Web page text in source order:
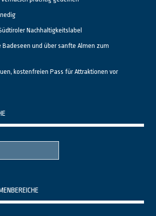
Nachhaltigkeitslabel
Badeseen und über sanfte Almen zum
kostenfreien Pass für Attraktionen vor